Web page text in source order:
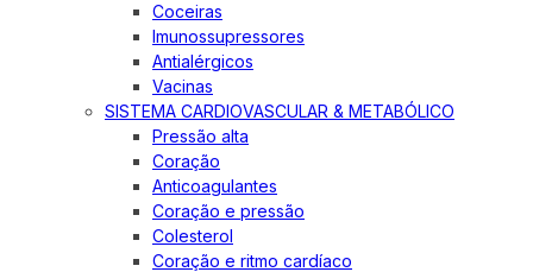
Coceiras
Imunossupressores
Antialérgicos
Vacinas
SISTEMA CARDIOVASCULAR & METABÓLICO
Pressão alta
Coração
Anticoagulantes
Coração e pressão
Colesterol
Coração e ritmo cardíaco